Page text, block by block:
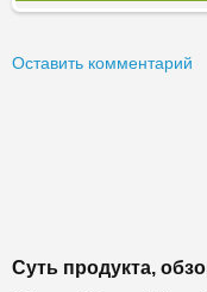
Оставить комментарий
Суть продукта,